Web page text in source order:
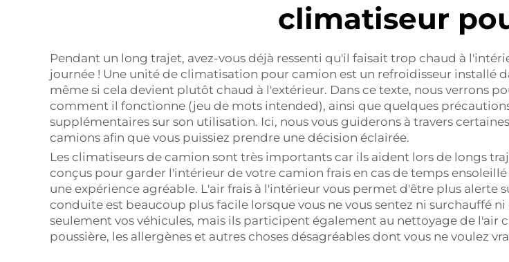
climatiseur
Pendant un long trajet, avez-vous déjà ressenti qu'il faisait trop chaud à
journée ! Une unité de climatisation pour camion est un refroidisseur installé
même si cela devient plutôt chaud à l'extérieur. Dans ce texte, nous verrons
comment il fonctionne (jeu de mots intended), ainsi que quelques
supplémentaires sur son utilisation. Ici, nous vous guiderons à travers
camions afin que vous puissiez prendre une décision éclairée.
Les climatiseurs de camion sont très importants car ils aident lors de longs
conçus pour garder l'intérieur de votre camion frais en cas de temps
une expérience agréable. L'air frais à l'intérieur vous permet d'être plus
conduite est beaucoup plus facile lorsque vous ne vous sentez ni surchauffé
seulement vos véhicules, mais ils participent également au nettoyage de
poussière, les allergènes et autres choses désagréables dont vous ne voulez